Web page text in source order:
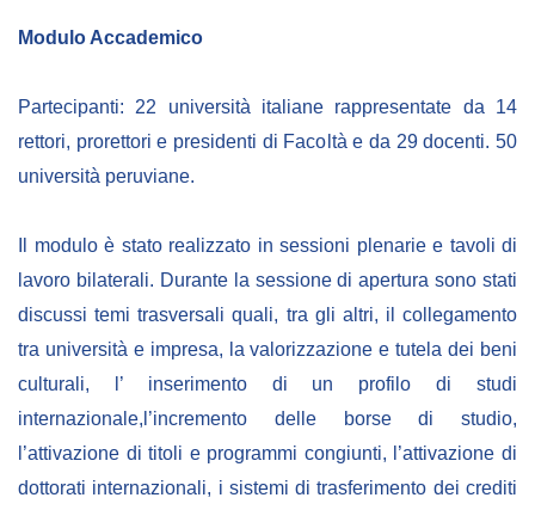
Modulo Accademico
Partecipanti: 22 università italiane rappresentate da 14
rettori, prorettori e presidenti di Facoltà e da 29 docenti. 50
università peruviane.
Il modulo è stato realizzato in sessioni plenarie e tavoli di
lavoro bilaterali. Durante la sessione di apertura sono stati
discussi temi trasversali quali, tra gli altri, il collegamento
tra università e impresa, la valorizzazione e tutela dei beni
culturali, l’ inserimento di un profilo di studi
internazionale,l’incremento delle borse di studio,
l’attivazione di titoli e programmi congiunti, l’attivazione di
dottorati internazionali, i sistemi di trasferimento dei crediti